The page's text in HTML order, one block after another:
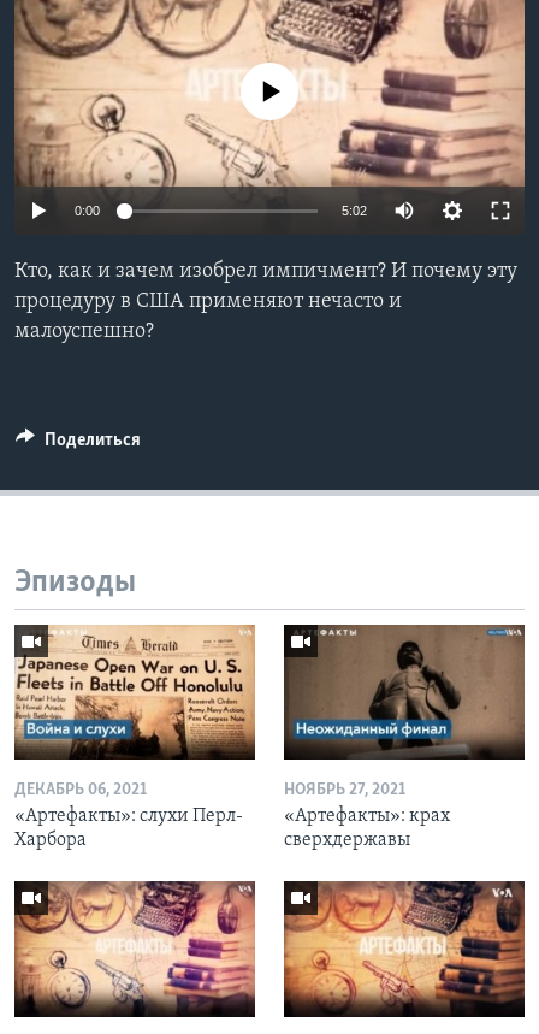
Learning English
СОЦИАЛЬНЫЕ СЕТИ
Языки
No media source currently available
0:00 5:02
Кто, как и зачем изобрел импичмент? И почему эту
процедуру в США применяют нечасто и
малоуспешно?
Поделиться
Эпизоды
ДЕКАБРЬ 06, 2021
«Артефакты»: слухи Перл-
Харбора
НОЯБРЬ 27, 2021
«Артефакты»: крах
сверхдержавы